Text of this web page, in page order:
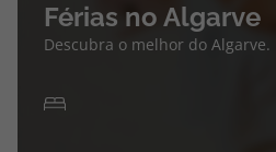
Férias no Algarve
Descubra o melhor do Algarve.